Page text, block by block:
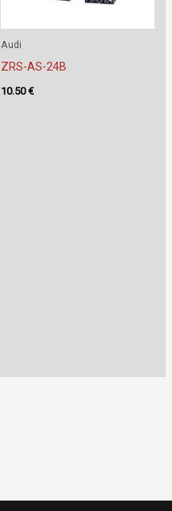
Audi
ZRS-AS-24B
10.50€